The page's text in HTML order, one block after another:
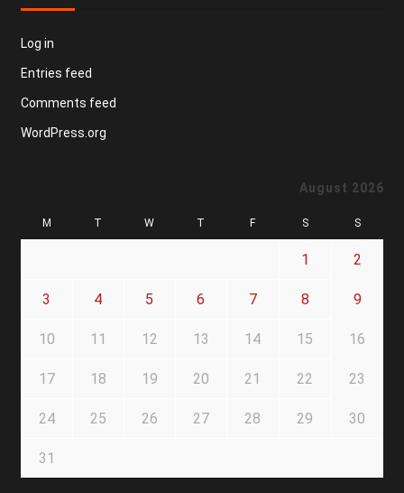
Log in
Entries feed
Comments feed
WordPress.org
August 2026
M T W T F S S
1 2
3 4 5 6 7 8 9
10 11 12 13 14 15 16
17 18 19 20 21 22 23
24 25 26 27 28 29 30
31